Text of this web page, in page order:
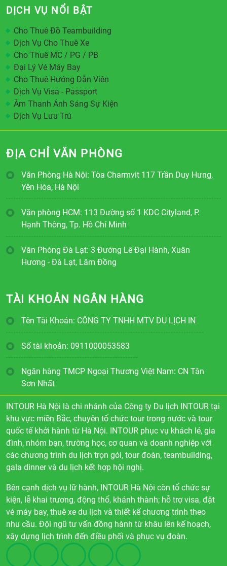
DỊCH VỤ NỔI BẬT
Cho Thuê Đồ Teambuilding
Dịch Vụ Cho Thuê Xe
Cho Thuê MC / PG / PB
Đại Lý Vé Máy Bay
Cho Thuê Hướng Dẫn Viên
Dịch Vụ Visa - Passport
Âm Thanh Ánh Sáng Sự Kiện
Dịch Vụ Lưu Trú
ĐỊA CHỈ VĂN PHÒNG
Văn Phòng Hà Nội: Tòa Charmvit 117 Trần Duy Hưng,
Yên Hòa, Hà Nội
Văn phòng HCM: 113 Đường số 1 KDC Cityland, P.
Hạnh Thông, Tp. Hồ Chí Minh
Văn Phòng Đà Lạt: 3 Đường Lê Đại Hành, Xuân
Hương - Đà Lạt, Lâm Đồng
TÀI KHOẢN NGÂN HÀNG
Tên Tài Khoản: CÔNG TY TNHH MTV DU LỊCH IN
Số tài khoản: 0911000053583
Ngân hàng TMCP Ngoại Thương Việt Nam: CN Tân
Sơn Nhất
INTOUR Hà Nội là chi nhánh của Công ty Du lịch INTOUR tại
khu vực miền Bắc, chuyên tổ chức tour trong nước và tour
quốc tế khởi hành từ Hà Nội. INTOUR phục vụ khách lẻ, gia
đình, nhóm bạn, trường học, cơ quan và doanh nghiệp với
các chương trình du lịch trọn gói, tour đoàn, teambuilding,
gala dinner và du lịch kết hợp hội nghị.
Bên cạnh dịch vụ lữ hành, INTOUR Hà Nội còn tổ chức sự
kiện, lễ khai trương, động thổ, khánh thành; hỗ trợ visa, đặt
vé máy bay, thuê xe du lịch và thiết kế chương trình theo
nhu cầu. Đội ngũ tư vấn đồng hành từ khâu lên kế hoạch,
xây dựng lịch trình đến điều phối và phục vụ đoàn.